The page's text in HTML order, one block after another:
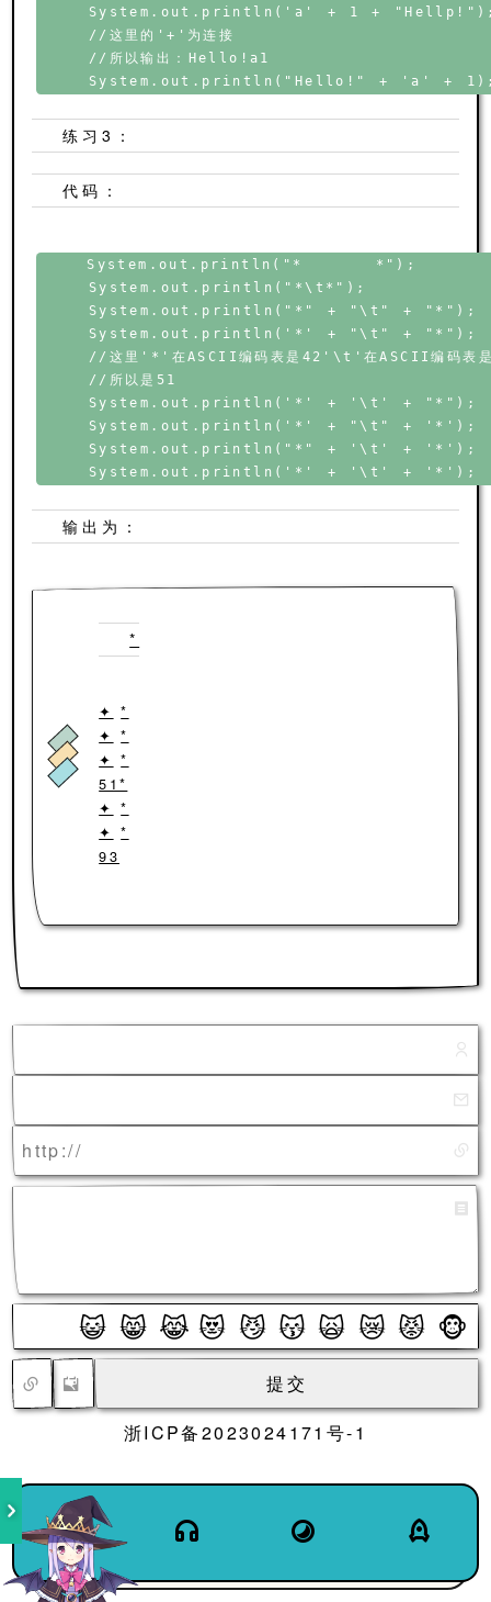
System.out.println('a' + 1 +
    //这里的'+'为连接
    //所以输出：Hello!a1
练习3：
代码：
    System.out.println("*      *");
    System.out.println("*\t*");
    System.out.println("*" + "\t" + "*");
    System.out.println('*' + "\t" + "*");
//这里'*'在ASCII编码表是42'\t'在ASCII编码表是
    //所以是51
    System.out.println('*' + '\t' + "*");
    System.out.println('*' + "\t" + '*');
    System.out.println("*" + '\t' + '*');
输出为：
*
*
*
*
51*
*
*
93
😺 😸 😹 😻 😼 😽 🙀 😿 😾 🐵
🙈
💔 💯
🤝 🙏 🧧 🧨 🎉 👣 😄
🤣
🤔 🤨
提交
浙ICP备2023024171号-1